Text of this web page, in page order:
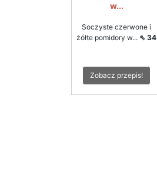
w...
Soczyste czerwone i
żółte pomidory w... ⇖ 34
Zobacz przepis!